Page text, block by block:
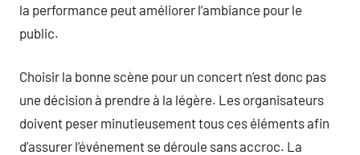
la performance peut améliorer l’ambiance pour le
public.
Choisir la bonne scène pour un concert n’est donc pas
une décision à prendre à la légère. Les organisateurs
doivent peser minutieusement tous ces éléments afin
d’assurer l’événement se déroule sans accroc. La